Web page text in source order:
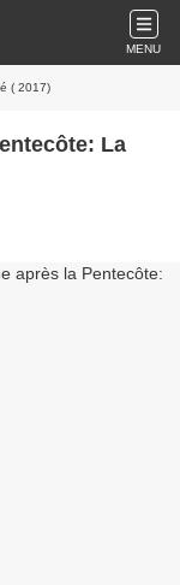
MENU
( 2017)
La